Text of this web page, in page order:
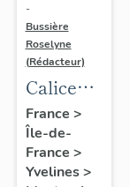
-
Bussière
Roselyne
(Rédacteur)
Calice
n°2 et sa
patène
France >
Île-de-
France >
Yvelines>